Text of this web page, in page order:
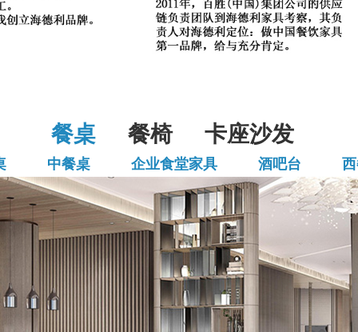
餐桌 餐椅 卡座沙发
中餐桌 企业食堂家具 酒吧台